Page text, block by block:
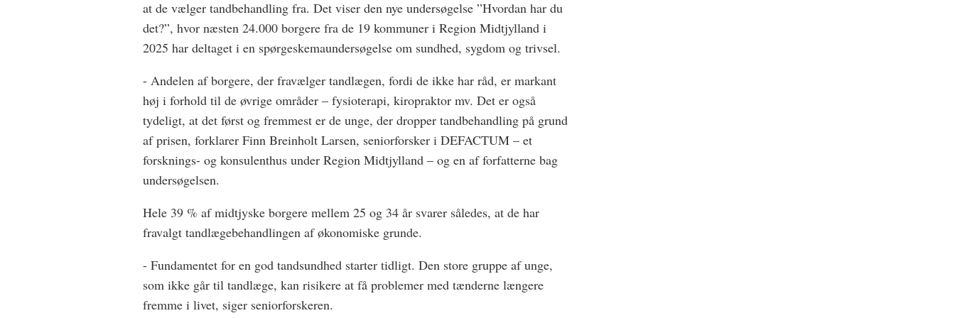
at de vælger tandbehandling fra. Det viser den nye undersøgelse ”Hvordan har du
det?”, hvor næsten 24.000 borgere fra de 19 kommuner i Region Midtjylland i
2025 har deltaget i en spørgeskemaundersøgelse om sundhed, sygdom og trivsel.
- Andelen af borgere, der fravælger tandlægen, fordi de ikke har råd, er markant
høj i forhold til de øvrige områder – fysioterapi, kiropraktor mv. Det er også
tydeligt, at det først og fremmest er de unge, der dropper tandbehandling på grund
af prisen, forklarer Finn Breinholt Larsen, seniorforsker i DEFACTUM – et
forsknings- og konsulenthus under Region Midtjylland – og en af forfatterne bag
undersøgelsen.
Hele 39 % af midtjyske borgere mellem 25 og 34 år svarer således, at de har
fravalgt tandlægebehandlingen af økonomiske grunde.
- Fundamentet for en god tandsundhed starter tidligt. Den store gruppe af unge,
som ikke går til tandlæge, kan risikere at få problemer med tænderne længere
fremme i livet, siger seniorforskeren.